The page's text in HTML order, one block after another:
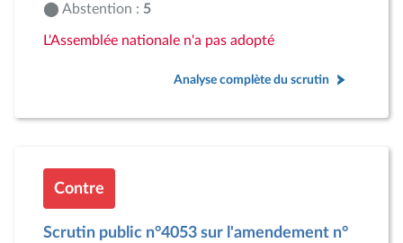
Abstention : 5
L'Assemblée nationale n'a pas adopté
Analyse complète du scrutin
Contre
Scrutin public n°4053 sur l'amendement n°